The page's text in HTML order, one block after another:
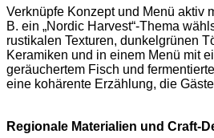
Verknüpfe Konzept und Menü aktiv
B. ein „Nordic Harvest“-Thema
rustikalen Texturen, dunkelgrünen
Keramiken und in einem Menü mit
geräuchertem Fisch und
eine kohärente Erzählung, die
Regionale Materialien und Craft-